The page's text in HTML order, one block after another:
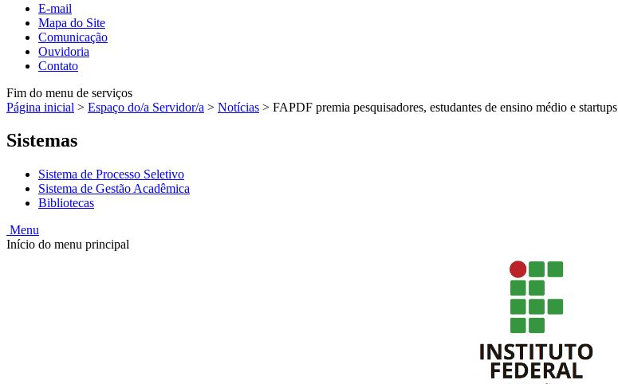
E-mail
Mapa do Site
Comunicação
Ouvidoria
Contato
Fim do menu de serviços
Página inicial > Espaço do/a Servidor/a > Notícias > FAPDF premia pesquisadores, estudantes de ensino médio e startups
Sistemas
Sistema de Processo Seletivo
Sistema de Gestão Acadêmica
Bibliotecas
Menu
Início do menu principal